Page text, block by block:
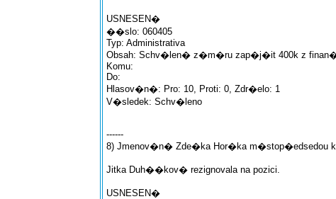
USNESEN�
��slo: 060405
Typ: Administrativa
Obsah: Schv�len� z�m�ru zap�j�it 400k z
Komu:
Do:
Hlasov�n�: Pro: 10, Proti: 0, Zdr�elo: 1
V�sledek: Schv�leno
------
8) Jmenov�n� Zde�ka Hor�ka m�stop�edsedou
Jitka Duh��kov� rezignovala na pozici.
USNESEN�